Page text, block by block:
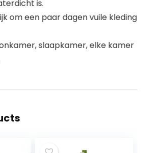
is.
om een paar dagen vuile kleding
slaapkamer, elke kamer